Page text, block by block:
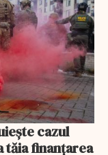
cazul
tăia finanțarea